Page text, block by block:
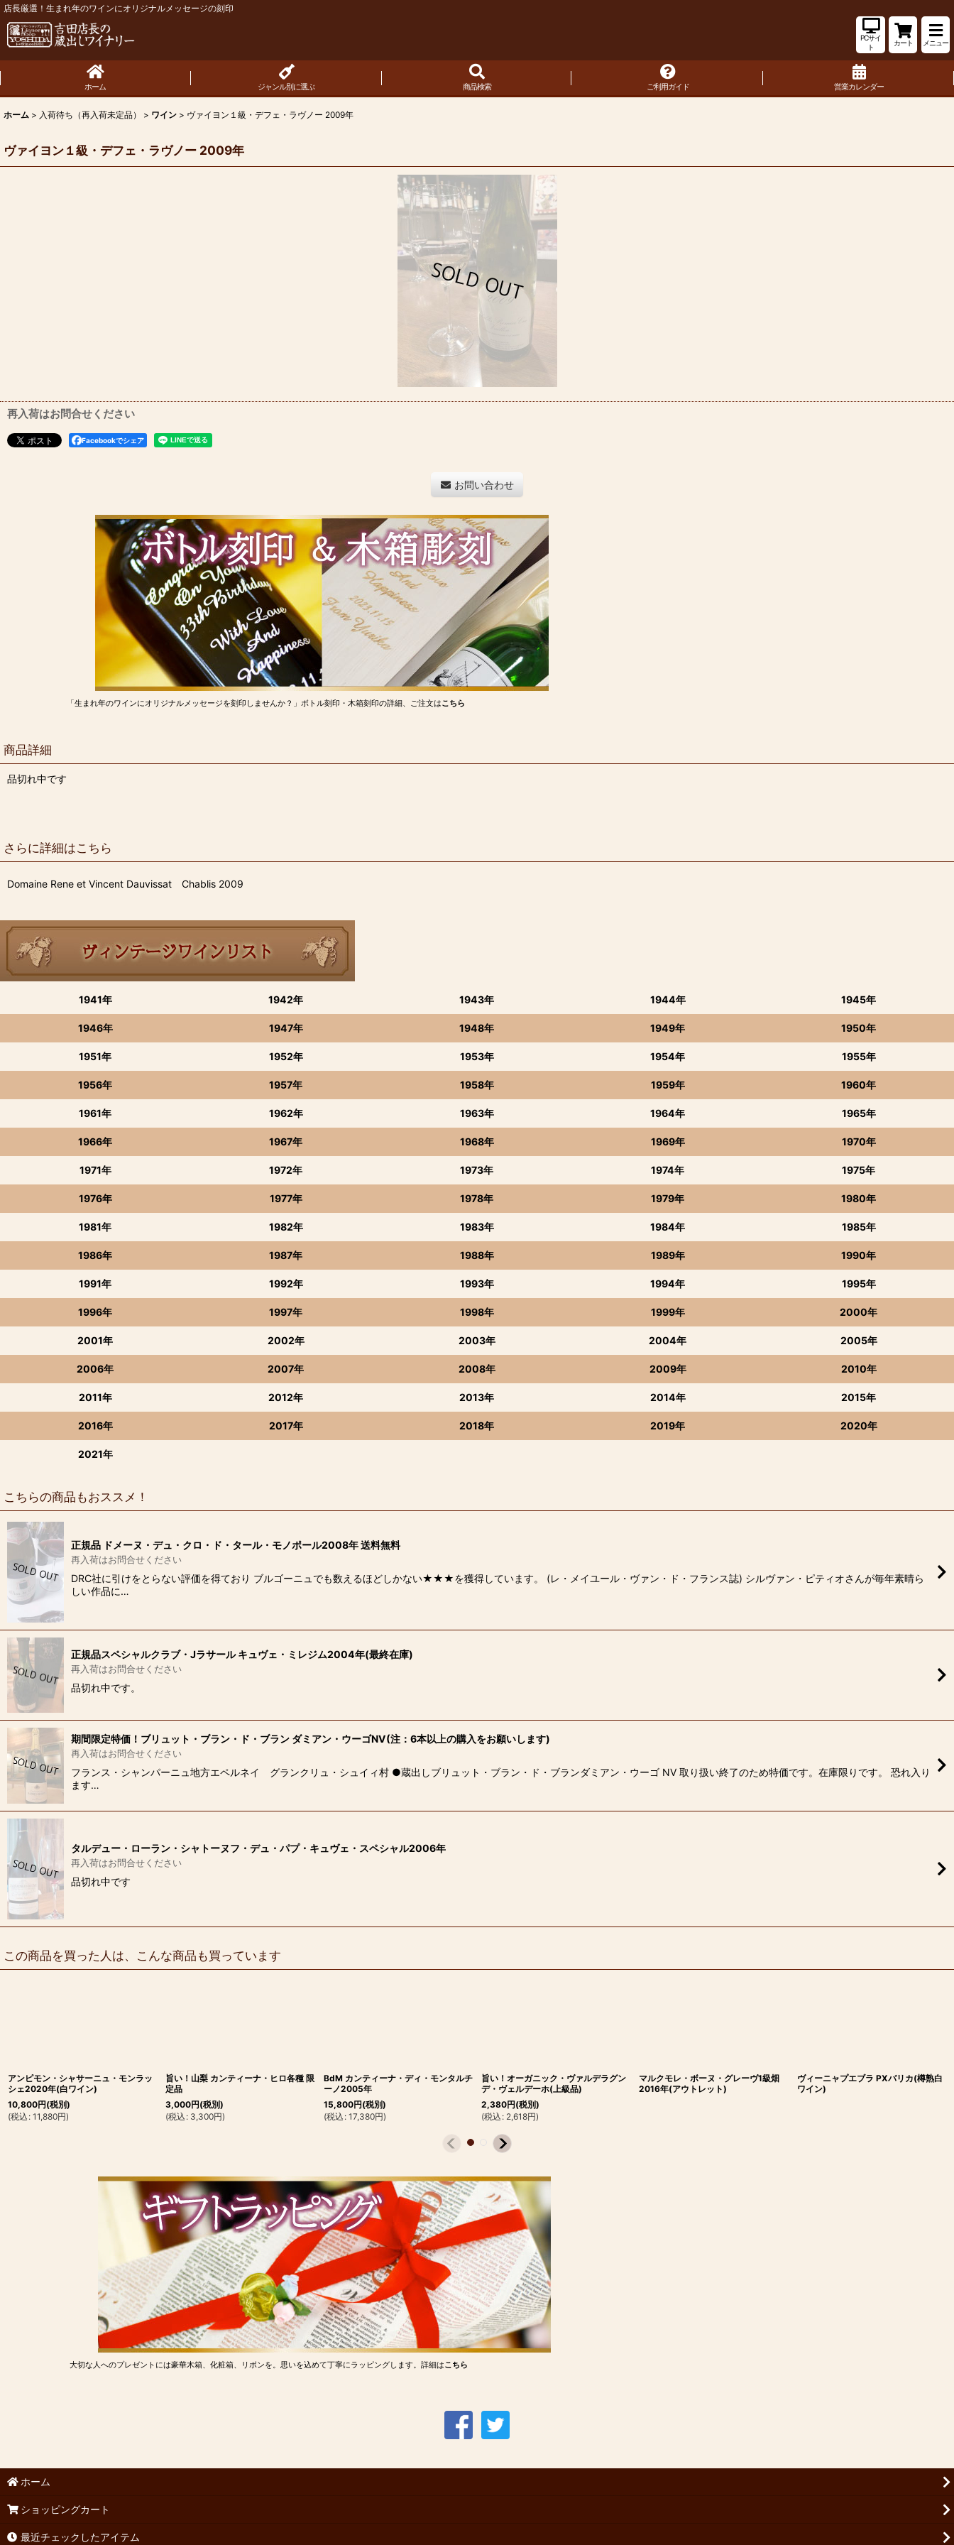
店長厳選！生まれ年のワインにオリジナルメッセージの刻印
PCサイ
ト
カート メニュー
ホーム ジャンル別に選ぶ 商品検索 ご利用ガイド 営業カレンダー
ホーム > 入荷待ち（再入荷未定品） > ワイン > ヴァイヨン１級・デフェ・ラヴノー 2009年
ヴァイヨン１級・デフェ・ラヴノー 2009年
再入荷はお問合せください
Facebookでシェア
お問い合わせ
「生まれ年のワインにオリジナルメッセージを刻印しませんか？」ボトル刻印・木箱刻印の詳細、ご注文はこちら
商品詳細
品切れ中です
さらに詳細はこちら
Domaine Rene et Vincent Dauvissat Chablis 2009
1941年 1942年 1943年 1944年 1945年
1946年 1947年 1948年 1949年 1950年
1951年 1952年 1953年 1954年 1955年
1956年 1957年 1958年 1959年 1960年
1961年 1962年 1963年 1964年 1965年
1966年 1967年 1968年 1969年 1970年
1971年 1972年 1973年 1974年 1975年
1976年 1977年 1978年 1979年 1980年
1981年 1982年 1983年 1984年 1985年
1986年 1987年 1988年 1989年 1990年
1991年 1992年 1993年 1994年 1995年
1996年 1997年 1998年 1999年 2000年
2001年 2002年 2003年 2004年 2005年
2006年 2007年 2008年 2009年 2010年
2011年 2012年 2013年 2014年 2015年
2016年 2017年 2018年 2019年 2020年
2021年
こちらの商品もおススメ！
正規品 ドメーヌ・デュ・クロ・ド・タール・モノポール2008年 送料無料
再入荷はお問合せください
DRC社に引けをとらない評価を得ており ブルゴーニュでも数えるほどしかない★★★を獲得しています。 (レ・メイユール・ヴァン・ド・フランス誌) シルヴァン・ピティオさんが毎年素晴ら
しい作品に…
正規品スペシャルクラブ・Jラサール キュヴェ・ミレジム2004年(最終在庫)
再入荷はお問合せください
品切れ中です。
期間限定特価！ブリュット・ブラン・ド・ブラン ダミアン・ウーゴNV(注：6本以上の購入をお願いします)
再入荷はお問合せください
フランス・シャンパーニュ地方エペルネイ グランクリュ・シュイィ村 ●蔵出しブリュット・ブラン・ド・ブランダミアン・ウーゴ NV 取り扱い終了のため特価です。在庫限りです。 恐れ入り
ます…
タルデュー・ローラン・シャトーヌフ・デュ・パプ・キュヴェ・スペシャル2006年
再入荷はお問合せください
品切れ中です
この商品を買った人は、こんな商品も買っています
アンピモン・シャサーニュ・モンラッ
シェ2020年(白ワイン)
10,800円(税別)
(税込 : 11,880円)
旨い！山梨 カンティーナ・ヒロ各種 限
定品
3,000円(税別)
(税込 : 3,300円)
BdM カンティーナ・ディ・モンタルチ
ーノ2005年
15,800円(税別)
(税込 : 17,380円)
旨い！オーガニック・ヴァルデラグン
デ・ヴェルデーホ(上級品)
2,380円(税別)
(税込 : 2,618円)
マルクモレ・ボーヌ・グレーヴ1級畑
2016年(アウトレット)
ヴィーニャプエブラ PXバリカ(樽熟白
ワイン)
大切な人へのプレゼントには豪華木箱、化粧箱、リボンを。思いを込めて丁寧にラッピングします。詳細はこちら
ホーム
ショッピングカート
最近チェックしたアイテム